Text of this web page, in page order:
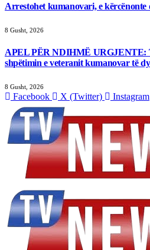
Arrestohet kumanovari, e kërcënonte
8 Gusht, 2026
APEL PËR NDIHMË URGJENTE:
shpëtimin e veteranit kumanovar të
8 Gusht, 2026
Facebook X (Twitter) Instagram